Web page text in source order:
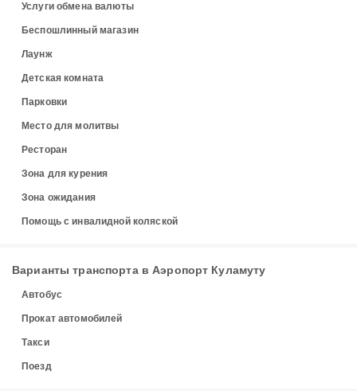
Услуги обмена валюты
Беспошлинный магазин
Лаунж
Детская комната
Парковки
Место для молитвы
Ресторан
Зона для курения
Зона ожидания
Помощь с инвалидной коляской
Варианты транспорта в Аэропорт Куламуту
Автобус
Прокат автомобилей
Такси
Поезд